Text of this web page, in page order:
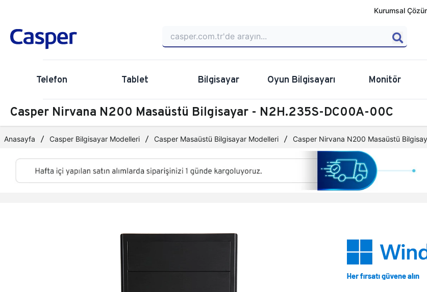
Kurumsal
Telefon Tablet Bilgisayar Oyun Bilgisayarı Monitör
Casper Nirvana N200 Masaüstü Bilgisayar - N2H.235S-DC00A-00C
Anasayfa Casper Bilgisayar Modelleri Casper Masaüstü Bilgisayar Modelleri Casper Nirvana N200 Masaüstü